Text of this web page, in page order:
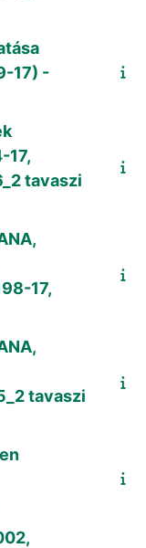
17) -
17,
tavaszi
17,
tavaszi